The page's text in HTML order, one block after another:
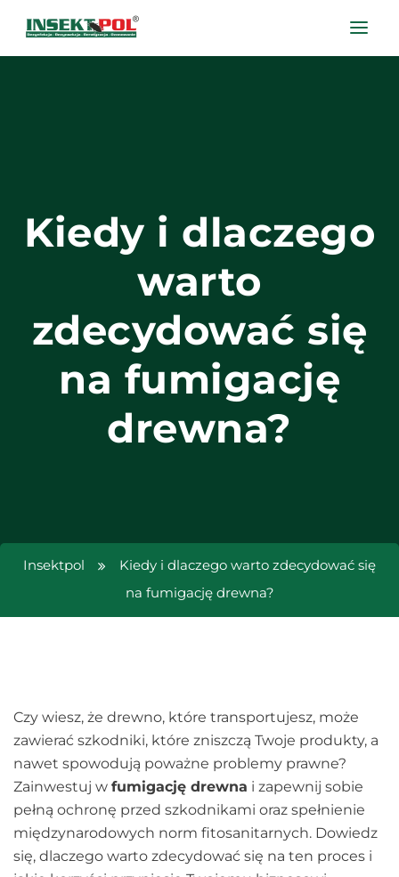
Kiedy i dlaczego
warto
zdecydować się
na fumigację
drewna?
Insektpol
Kiedy i dlaczego warto zdecydować się
na fumigację drewna?
Czy wiesz, że drewno, które transportujesz, może
zawierać szkodniki, które zniszczą Twoje produkty, a
nawet spowodują poważne problemy prawne?
Zainwestuj w fumigację drewna i zapewnij sobie
pełną ochronę przed szkodnikami oraz spełnienie
międzynarodowych norm fitosanitarnych. Dowiedz
się, dlaczego warto zdecydować się na ten proces i